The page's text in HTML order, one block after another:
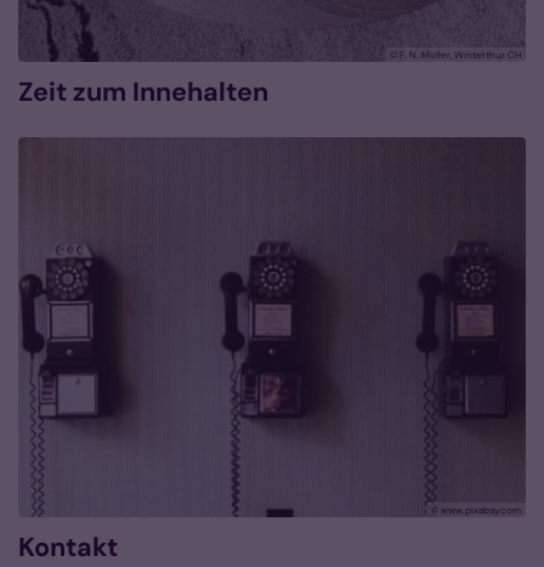
© F. N. Müller, Winterthur CH
Zeit zum Innehalten
© www.pixabay.com
Kontakt